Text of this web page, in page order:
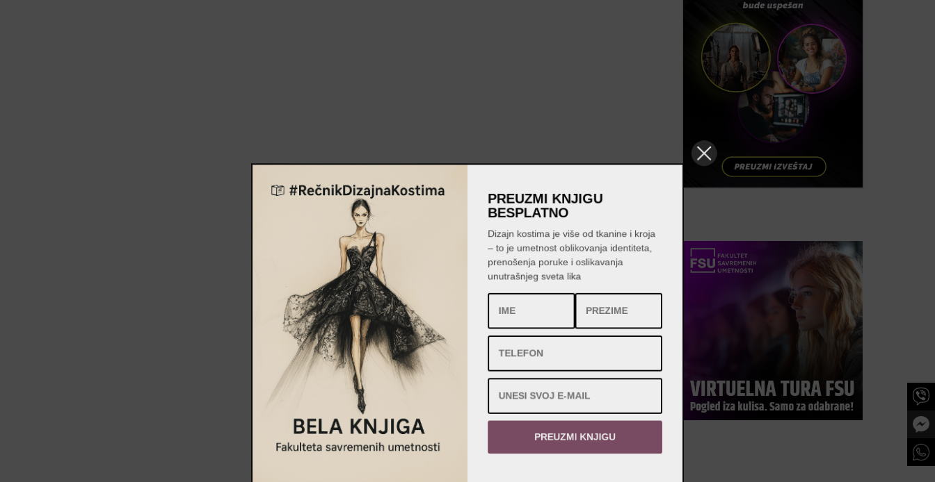
PREUZMI KNJIGU
BESPLATNO
Dizajn kostima je više od tkanine i kroja
– to je umetnost oblikovanja identiteta,
prenošenja poruke i oslikavanja
unutrašnjeg sveta lika
PREUZMI KNJIGU